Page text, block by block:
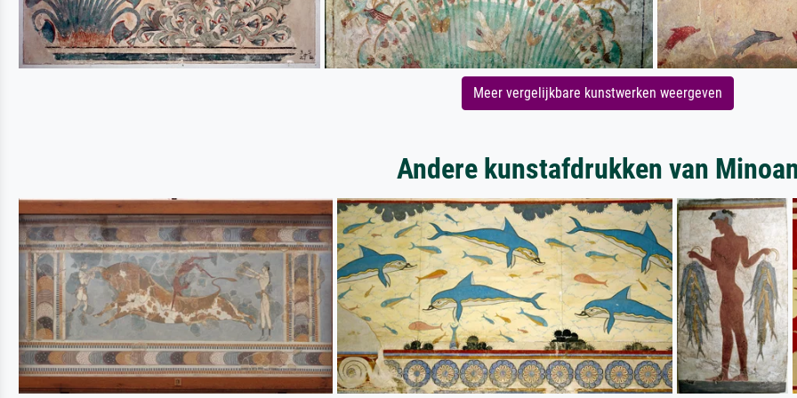
Meer vergelijkbare kunstwerken weergeven
Andere kunstafdrukken van